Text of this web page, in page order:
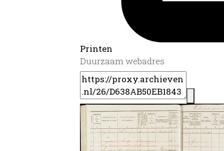
Printen
Duurzaam webadres